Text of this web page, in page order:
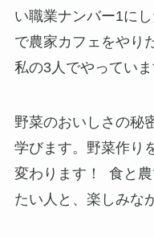
い職業ナンバー1に
で農家カフェをやり
私の3人でやっていま
野菜のおいしさの秘
学びます。野菜作り
変わります！ 食と
たい人と、楽しみな